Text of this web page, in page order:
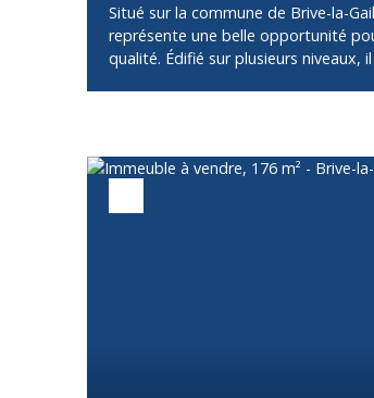
Situé sur la commune de Brive-la-
représente une belle opportunité
qualité. Édifié sur plusieurs
cuisine ouverte sur le séjour avec un
deux chambres et d’une salle
d’un garage et d’une cave,
dernier étage, un appartement